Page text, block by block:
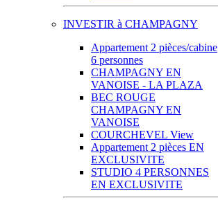
INVESTIR à CHAMPAGNY
Appartement 2 pièces/cabine
6 personnes
CHAMPAGNY EN
VANOISE - LA PLAZA
BEC ROUGE
CHAMPAGNY EN
VANOISE
COURCHEVEL View
Appartement 2 pièces EN
EXCLUSIVITE
STUDIO 4 PERSONNES
EN EXCLUSIVITE